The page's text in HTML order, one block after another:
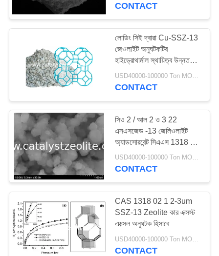
CONTACT
লোডিং সিই দ্বারা Cu-SSZ-13
জেওলাইট অনুঘটকটির
হাইড্রোথার্মাল স্থায়িত্ব উন্নত
করুন
USD40000-100000 Ton MOQ:1 কিলোগ্রাম
CONTACT
সিও 2 / আল 2 ও 3 22
এসএসজেড -13 জেলিওলাইট
অ্যাডসোরবেন্ট সিএএস 1318 02
1
USD40000-100000 Ton MOQ:1 কিলোগ্রাম
CONTACT
CAS 1318 02 1 2-3um
SSZ-13 Zeolite কার এক্সস্ট
এক্সেল অনুঘটক হিসাবে
CONTACT